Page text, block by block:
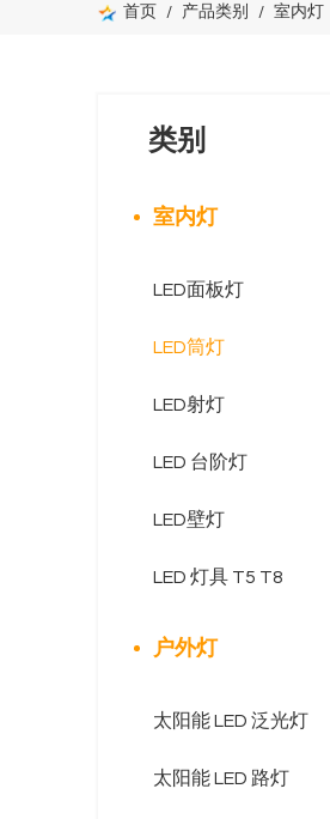
首页 / 产品类别 / 室内灯
类别
室内灯
LED面板灯
LED筒灯
LED射灯
LED 台阶灯
LED壁灯
LED 灯具 T5 T8
户外灯
太阳能 LED 泛光灯
太阳能 LED 路灯